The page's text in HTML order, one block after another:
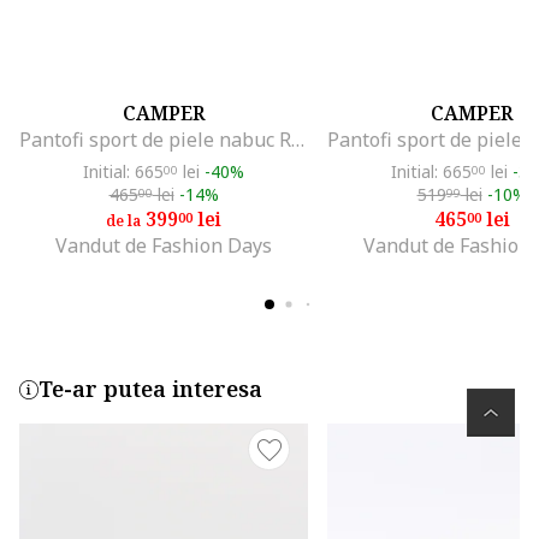
CAMPER
Pantofi sport de piele nabuc Runner Up 1355, Caramel
Initial: 66500 lei -40%
46500lei -14%
de la 39900lei
Vandut de Fashion Days
CAMPER
Initial: 66500 lei -
51999lei -10%
46500lei
Vandut de Fashion
Te-ar putea interesa